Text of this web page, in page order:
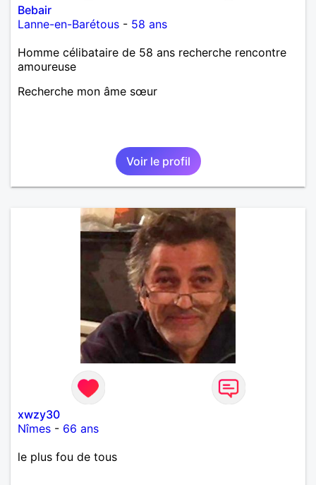
Bebair
Lanne-en-Barétous - 58 ans
Homme célibataire de 58 ans recherche rencontre
amoureuse
Recherche mon âme sœur
Voir le profil
xwzy30
Nîmes - 66 ans
le plus fou de tous